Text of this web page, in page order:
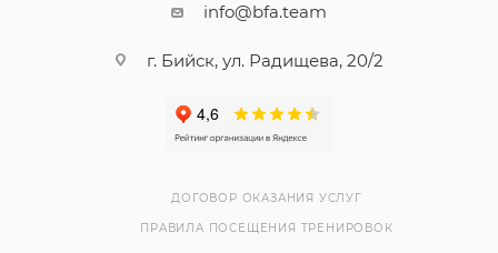
info@bfa.team
г. Бийск, ул. Радищева, 20/2
ДОГОВОР ОКАЗАНИЯ УСЛУГ
ПРАВИЛА ПОСЕЩЕНИЯ ТРЕНИРОВОК